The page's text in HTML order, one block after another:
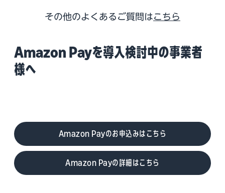
その他のよくあるご質問はこちら
Amazon Payを導入検討中の事業者
様へ
Amazon Payのお申込みはこちら
Amazon Payの詳細はこちら